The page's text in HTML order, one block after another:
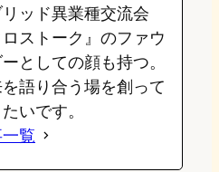
リッド異業種交流会
ロストーク』のファウ
としての顔も持つ。
語り合う場を創って
いです。
覧